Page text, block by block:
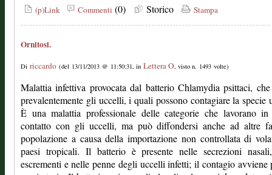
(p)Link Commenti (0) Storico Stampa
Ornitosi.
Di riccardo (del 13/11/2013 @ 11:50:31, in Lettera O, visto n. 1493 volte)
Malattia infettiva provocata dal batterio Chlamydia psittaci,
prevalentemente gli uccelli, i quali possono contagiare la specie
È una malattia professionale delle categorie che lavorano in
contatto con gli uccelli, ma può diffondersi anche ad altre
popolazione a causa della importazione non controllata di
paesi tropicali. Il batterio è presente nelle secrezioni
escrementi e nelle penne degli uccelli infetti; il contagio avviene